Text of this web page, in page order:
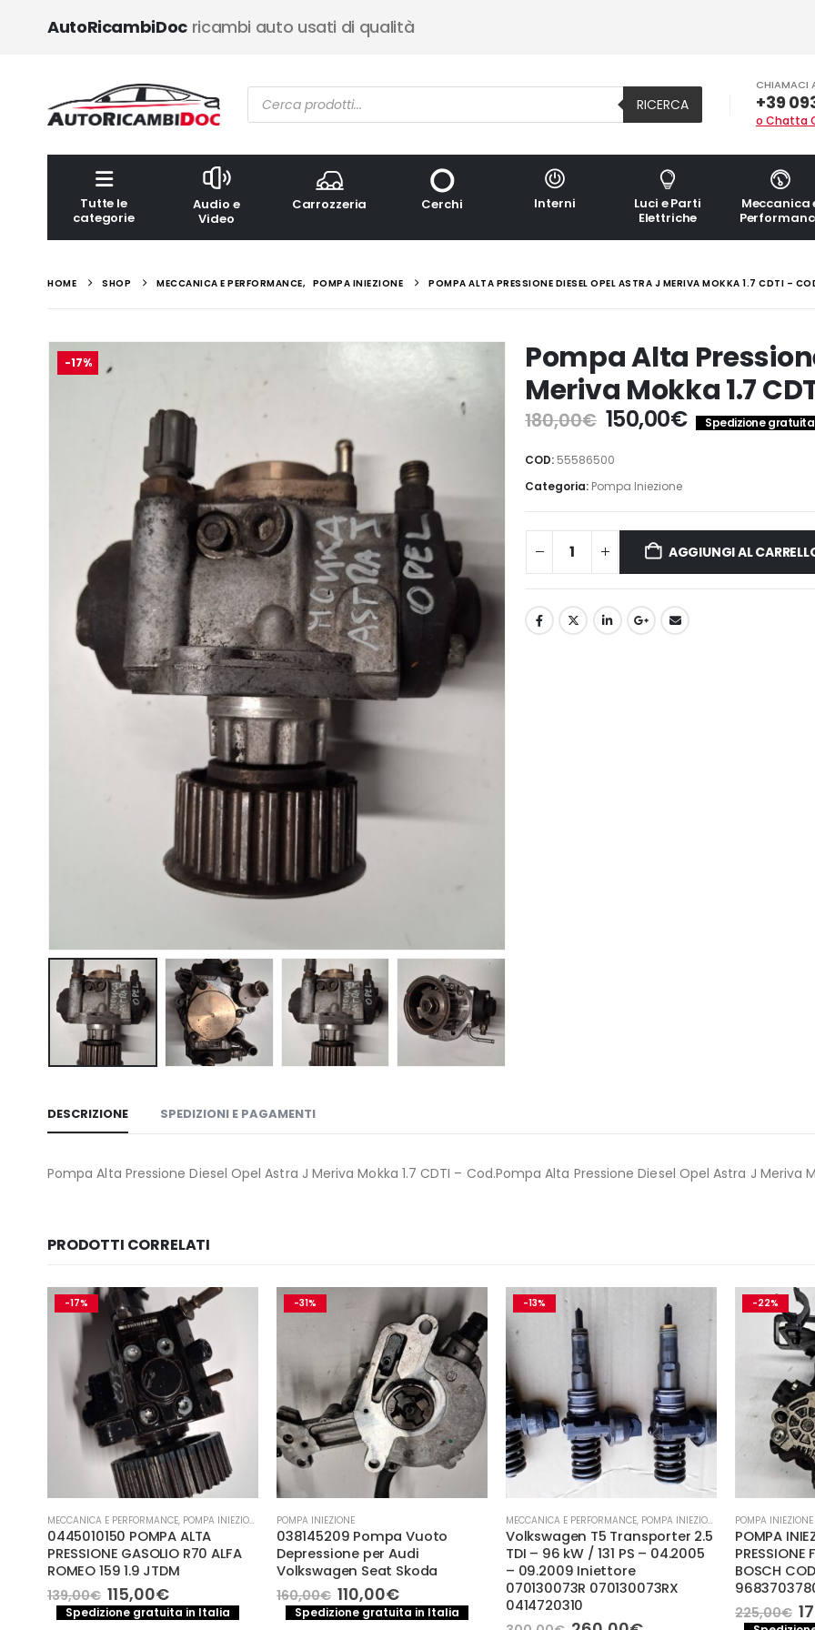
AutoRicambiDocricambi auto usati di qualità
Ricerca
prodotti RICERCA
CHIAMACI
+39
o Chatta
Tutte le
categorie
Audio e
Video
Carrozzeria Cerchi Interni
Luci e Parti
Elettriche
Meccanica
HOME SHOP MECCANICA E PERFORMANCE, POMPA INIEZIONE POMPA ALTA PRESSIONE DIESEL OPEL ASTRA J MERIVA MOKKA 1.7 CDTI –
-17%
Pompa Alta
Meriva Mokka 1.7
180,00€ Il
prezzo
originale
era:
180,00€.
150,00€Il
prezzo
150,00€.
Spedizione
COD: 55586500
Categoria: Pompa Iniezione
AGGIUNGI AL
DESCRIZIONE SPEDIZIONI E PAGAMENTI
Pompa Alta Pressione Diesel Opel Astra J Meriva Mokka 1.7 CDTI – Cod.Pompa Alta Pressione Diesel Opel Astra J Meriva
PRODOTTI CORRELATI
-17%
MECCANICA E PERFORMANCE, POMPA INIEZIONE
0445010150 POMPA ALTA
PRESSIONE GASOLIO R70 ALFA
ROMEO 159 1.9 JTDM
139,00€ Il
prezzo
115,00€Il
prezzo
Spedizione gratuita in Italia
-31%
POMPA INIEZIONE
038145209 Pompa Vuoto
Depressione per Audi
Volkswagen Seat Skoda
160,00€ Il
prezzo
110,00€Il
prezzo
Spedizione gratuita in Italia
-13%
MECCANICA E PERFORMANCE, POMPA INIEZIONE
Volkswagen T5 Transporter 2.5
TDI – 96 kW / 131 PS – 04.2005
– 09.2009 Iniettore
070130073R 070130073RX
0414720310
-22%
POMPA INIEZIONE
POMPA
PRESSIONE
BOSCH
225,00€ Il